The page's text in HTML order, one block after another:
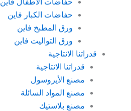
حفاضات الأطفال فاين
حفاضات الكبار فاين
ورق المطبخ فاين
ورق التواليت فاين
قدراتنا الانتاجية
قدراتنا الانتاجية
مصنع الأيروسول
مصنع المواد السائلة
مصنع بلاستيك